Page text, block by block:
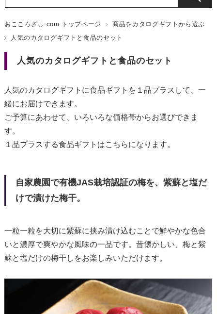
おこころざし.com トップページ
商品をカタログギフトから選ぶ
人気のカタログギフトと食品のセット
人気のカタログギフトと食品のセット
人気のカタログギフトに食品ギフトを１品プラスして、一
緒にお届けできます。
ご予算にあわせて、いろいろな価格帯からお選びできま
す。
１品プラスする食品ギフトはこちらになります。
自家農園で有機JAS栽培認証の梅を、紫蘇と塩だ
けで漬けた梅干。
一粒一粒を大切に紫蘇に挟み漬け込むことで鮮やかな色合
いと濃厚で爽やかな風味の一品です。昔懐かしい、梅と紫
蘇と塩だけの梅干しをお楽しみいただけます。